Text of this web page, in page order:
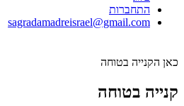
התחברות
sagradamadreisrael@gmail.com
כאן הקנייה בטוחה
קנייה בטוחה